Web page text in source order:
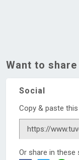
Want to
Social
Copy & paste
Or share in these